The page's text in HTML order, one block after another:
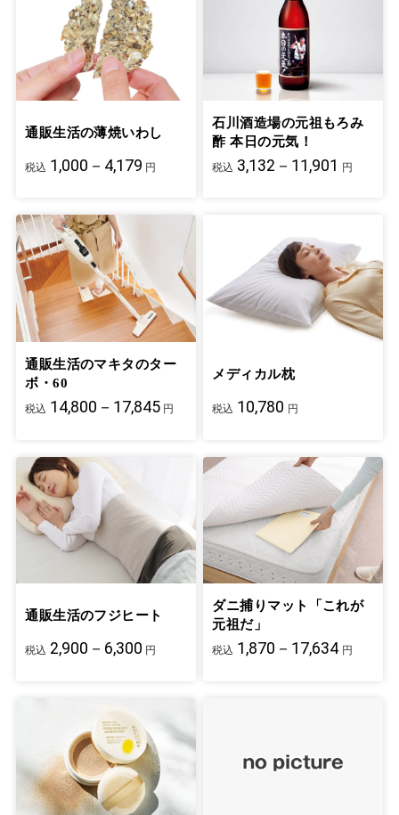
通販生活の薄焼いわし
税込 1,000－4,179 円
石川酒造場の元祖もろみ
酢 本日の元気！
税込 3,132－11,901 円
通販生活のマキタのター
ボ・60
税込 14,800－17,845 円
メディカル枕
税込 10,780 円
通販生活のフジヒート
税込 2,900－6,300 円
ダニ捕りマット「これが
元祖だ」
税込 1,870－17,634 円